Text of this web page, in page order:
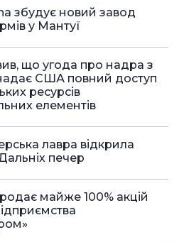
збудує новий завод
у Мантуї
що угода про надра з
США повний доступ
ресурсів
елементів
лавра відкрила
печер
майже 100% акцій